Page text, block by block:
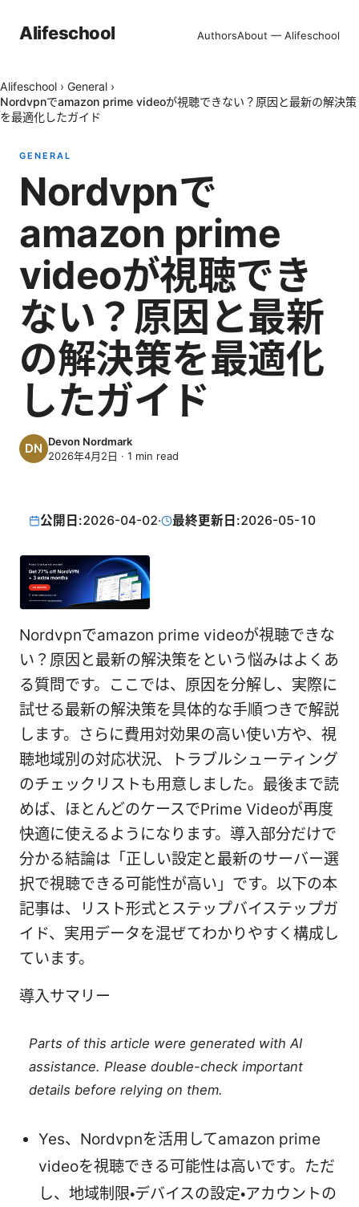
Alifeschool AuthorsAbout — Alifeschool
Alifeschool › General ›
Nordvpnでamazon prime videoが視聴できない？原因と最新の解決策
を最適化したガイド
GENERAL
Nordvpnで
amazon prime
videoが視聴でき
ない？原因と最新
の解決策を最適化
したガイド
Devon Nordmark
2026年4月2日 · 1 min read
公開日:2026-04-02· 最終更新日:2026-05-10
Nordvpnでamazon prime videoが視聴できな
い？原因と最新の解決策をという悩みはよくあ
る質問です。ここでは、原因を分解し、実際に
試せる最新の解決策を具体的な手順つきで解説
します。さらに費用対効果の高い使い方や、視
聴地域別の対応状況、トラブルシューティング
のチェックリストも用意しました。最後まで読
めば、ほとんどのケースでPrime Videoが再度
快適に使えるようになります。導入部分だけで
分かる結論は「正しい設定と最新のサーバー選
択で視聴できる可能性が高い」です。以下の本
記事は、リスト形式とステップバイステップガ
イド、実用データを混ぜてわかりやすく構成し
ています。
導入サマリー
Parts of this article were generated with AI
assistance. Please double-check important
details before relying on them.
Yes、Nordvpnを活用してamazon prime
videoを視聴できる可能性は高いです。ただ
し、地域制限・デバイスの設定・アカウントの